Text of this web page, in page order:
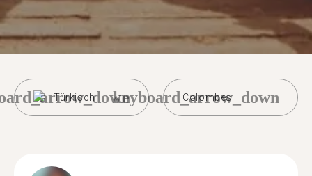
Türkisch Colombes
keyboard_arrow_down